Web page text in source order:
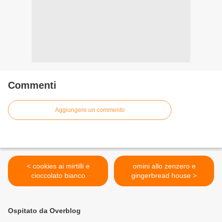
Commenti
Aggiungere un commento
< cookies ai mirtilli e
cioccolato bianco
omini allo zenzero e
gingerbread house >
Ospitato da Overblog